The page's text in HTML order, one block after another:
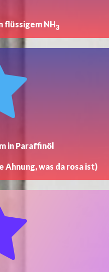
flüssigem NH3
in Paraffinöl
Ahnung, was da rosa ist)